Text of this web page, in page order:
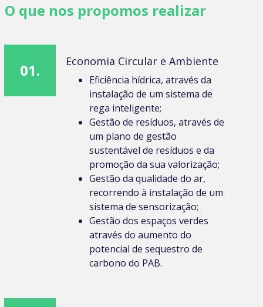
O que nos propomos realizar
01. Economia Circular e Ambiente
Eficiência hídrica, através da
instalação de um sistema de
rega inteligente;
Gestão de resíduos, através de
um plano de gestão
sustentável de resíduos e da
promoção da sua valorização;
Gestão da qualidade do ar,
recorrendo à instalação de um
sistema de sensorização;
Gestão dos espaços verdes
através do aumento do
potencial de sequestro de
carbono do PAB.